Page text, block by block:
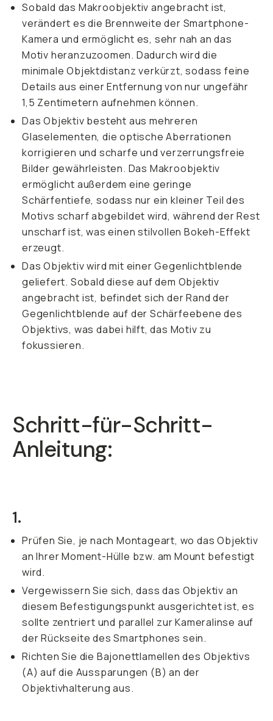
Sobald das Makroobjektiv angebracht ist,
verändert es die Brennweite der Smartphone-
Kamera und ermöglicht es, sehr nah an das
Motiv heranzuzoomen. Dadurch wird die
minimale Objektdistanz verkürzt, sodass feine
Details aus einer Entfernung von nur ungefähr
1,5 Zentimetern aufnehmen können.
Das Objektiv besteht aus mehreren
Glaselementen, die optische Aberrationen
korrigieren und scharfe und verzerrungsfreie
Bilder gewährleisten. Das Makroobjektiv
ermöglicht außerdem eine geringe
Schärfentiefe, sodass nur ein kleiner Teil des
Motivs scharf abgebildet wird, während der Rest
unscharf ist, was einen stilvollen Bokeh-Effekt
erzeugt.
Das Objektiv wird mit einer Gegenlichtblende
geliefert. Sobald diese auf dem Objektiv
angebracht ist, befindet sich der Rand der
Gegenlichtblende auf der Schärfeebene des
Objektivs, was dabei hilft, das Motiv zu
fokussieren.
Schritt-für-Schritt-
Anleitung:
1.
Prüfen Sie, je nach Montageart, wo das Objektiv
an Ihrer Moment-Hülle bzw. am Mount befestigt
wird.
Vergewissern Sie sich, dass das Objektiv an
diesem Befestigungspunkt ausgerichtet ist, es
sollte zentriert und parallel zur Kameralinse auf
der Rückseite des Smartphones sein.
Richten Sie die Bajonettlamellen des Objektivs
(A) auf die Aussparungen (B) an der
Objektivhalterung aus.